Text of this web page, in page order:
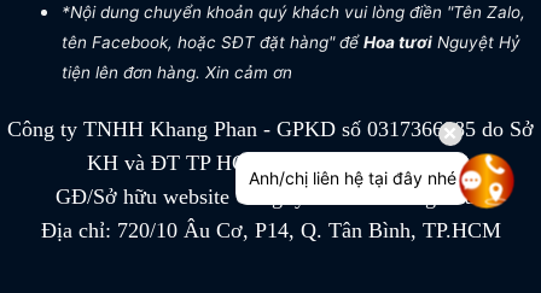
*Nội dung chuyển khoản quý khách vui lòng điền "Tên Zalo,
tên Facebook, hoặc SĐT đặt hàng" đểHoa tươiNguyệt Hỷ
tiện lên đơn hàng. Xin cảm ơn
Công ty TNHH Khang Phan - GPKD số 0317366885 do Sở
KH và ĐT TP HCM cấp ngày 04/07/2022
GĐ/Sở hữu website Công ty TNHH Khang Phan
Địa chỉ: 720/10 Âu Cơ, P14, Q. Tân Bình, TP.HCM
Anh/chị liên hệ tại đây nhé